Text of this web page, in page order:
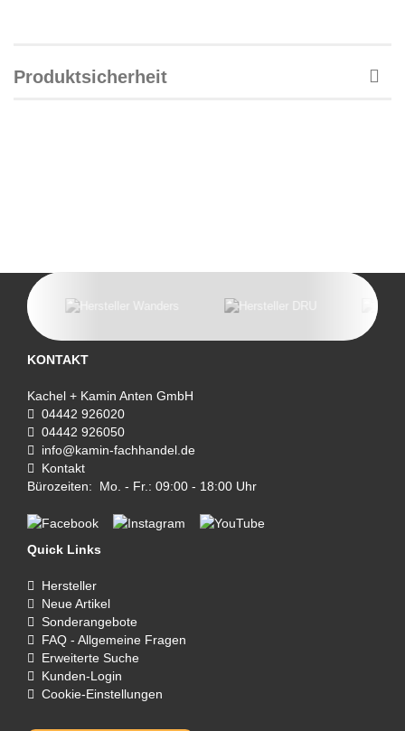
Produktsicherheit
KONTAKT
Kachel + Kamin Anten GmbH
04442 926020
04442 926050
info@kamin-fachhandel.de
Kontakt
Bürozeiten: Mo. - Fr.: 09:00 - 18:00 Uhr
Quick Links
Hersteller
Neue Artikel
Sonderangebote
FAQ - Allgemeine Fragen
Erweiterte Suche
Kunden-Login
Cookie-Einstellungen